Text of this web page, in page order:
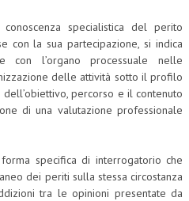
specialistica del perito
con la sua partecipazione, si indica
con l’organo processuale nelle
delle attività sotto il profilo
percorso e il contenuto
di una valutazione professionale
specifica di interrogatorio che
dei periti sulla stessa circostanza
tra le opinioni presentate da